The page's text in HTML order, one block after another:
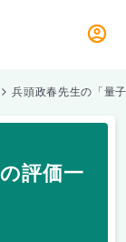
兵頭政春先生の「量
評価一